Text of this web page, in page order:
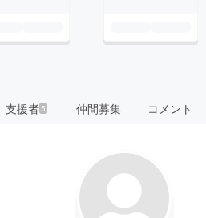
支援者5 仲間募集 コメント